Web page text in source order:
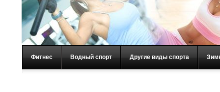
Фитнес Водный спорт Другие виды спорта